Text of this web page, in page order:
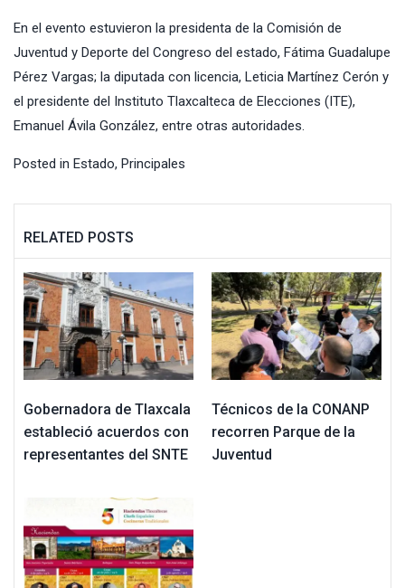
En el evento estuvieron la presidenta de la Comisión de
Juventud y Deporte del Congreso del estado, Fátima Guadalupe
Pérez Vargas; la diputada con licencia, Leticia Martínez Cerón y
el presidente del Instituto Tlaxcalteca de Elecciones (ITE),
Emanuel Ávila González, entre otras autoridades.
Posted in Estado, Principales
RELATED POSTS
Gobernadora de Tlaxcala
estableció acuerdos con
representantes del SNTE
Técnicos de la CONANP
recorren Parque de la
Juventud